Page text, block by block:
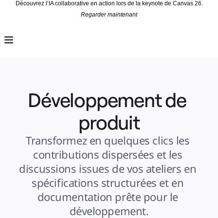
Découvrez l’IA collaborative en action lors de la keynote de Canvas 26.
Regarder maintenant
Serveur MCP
Explorer les playbooks d’IA
Serveur MCP
Plans d’action
Intégrations
Sécurité
Enterprise Guard
Plateforme de développement
Télécharger les applications
Formats
Tableau blanc
Diagrammes
Kanban
Plannings
Enregistrement
Tables
Documents
Diapositives
Développement de
produit
Transformez en quelques clics les
contributions dispersées et les
discussions issues de vos ateliers en
spécifications structurées et en
documentation prête pour le
développement.